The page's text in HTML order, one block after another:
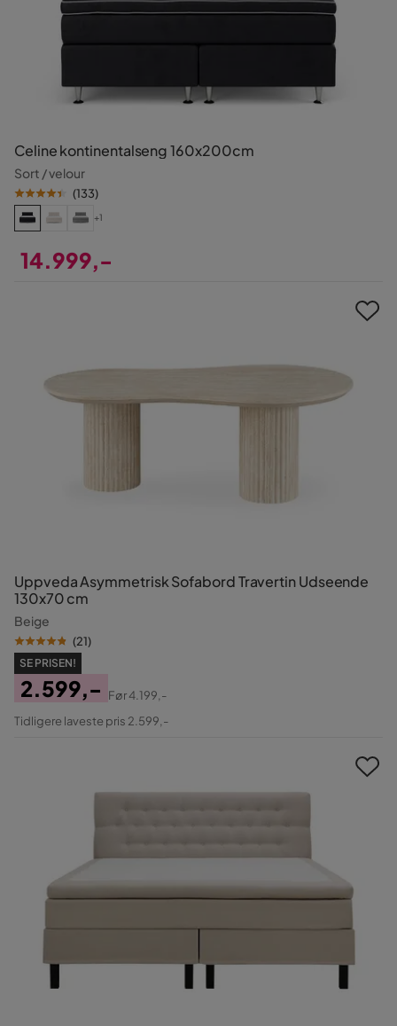
Celine kontinentalseng 160x200cm
Sort / velour
(133)
+1
14.999,-
Uppveda Asymmetrisk Sofabord Travertin Udseende
130x70 cm
Beige
(21)
SE PRISEN!
Pris
2.599,-
Original
Før4.199,-
Tidligere laveste pris 2.599,-